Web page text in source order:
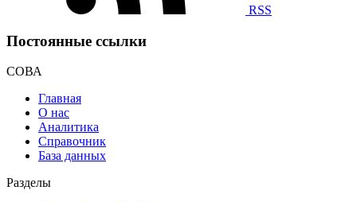
RSS
Постоянные ссылки
СОВА
Главная
О нас
Аналитика
Справочник
База данных
Разделы